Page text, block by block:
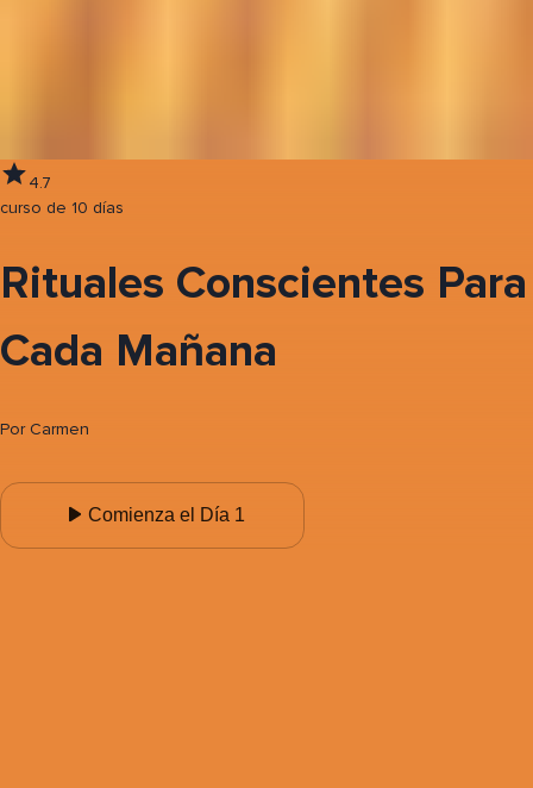
4.7
curso de 10 días
Rituales Conscientes Para
Cada Mañana
PorCarmen
Comienza el Día 1